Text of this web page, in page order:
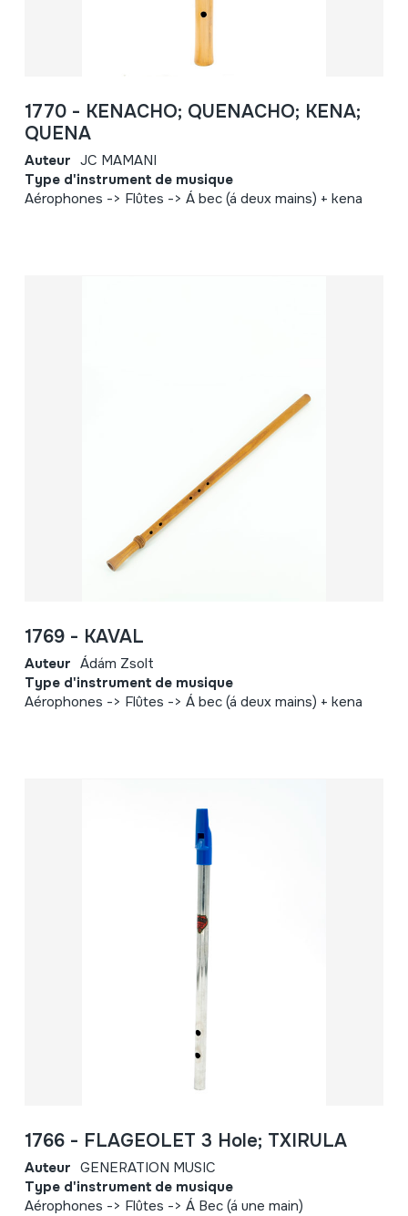
1770 - KENACHO; QUENACHO; KENA;
QUENA
Auteur JC MAMANI
Type d'instrument de musique
Aérophones -> Flûtes -> Á bec (á deux mains) + kena
1769 - KAVAL
Auteur Ádám Zsolt
Type d'instrument de musique
Aérophones -> Flûtes -> Á bec (á deux mains) + kena
1766 - FLAGEOLET 3 Hole; TXIRULA
Auteur GENERATION MUSIC
Type d'instrument de musique
Aérophones -> Flûtes -> Á Bec (á une main)